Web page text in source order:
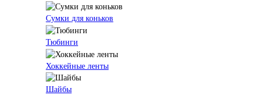
Сумки для коньков
Тюбинги
Хоккейные ленты
Шайбы